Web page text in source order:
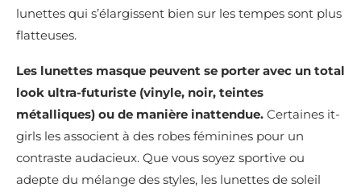
lunettes qui s’élargissent bien sur les tempes sont plus
flatteuses.
Les lunettes masque peuvent se porter avec un total
look ultra-futuriste (vinyle, noir, teintes
métalliques) ou de manière inattendue. Certaines it-
girls les associent à des robes féminines pour un
contraste audacieux. Que vous soyez sportive ou
adepte du mélange des styles, les lunettes de soleil